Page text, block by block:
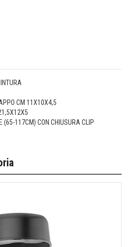
CM 11X10X4,5
(65-117CM) CON CHIUSURA CLIP